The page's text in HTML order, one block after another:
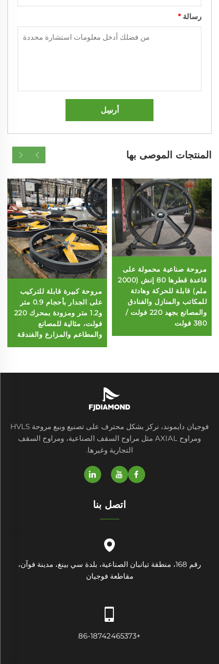
رسالة *
أرسِل
المنتجات الموصى بها
مروحة صناعية محمولة على
قاعدة قطرها 80 إنش (2000
ملم) قابلة للحركة وهادئة
للمكاتب والمنازل والفنادق
والمصانع بجهد 220 فولت /
380 فولت
مروحة كبيرة قابلة للتركيب
على الجدار بأحجام 0.9 متر
و1.2 متر ومزودة بمحرك 220
فولت، مثالية للمصانع
والمطاعم والمزارع والفندقة
فوجيان دايموند، نركز بشكل محترف على تصنيع وبيع مروحة HVLS
ومراوح AXIAL مثل مراوح السقف الصناعية، ومراوح السقف
التجارية وغيرها.
اتصل بنا
رقم 168، منطقة تيانبان الصناعية، بلدة سي بينغ، مدينة فوآن،
مقاطعة فوجيان
+86-18742465373